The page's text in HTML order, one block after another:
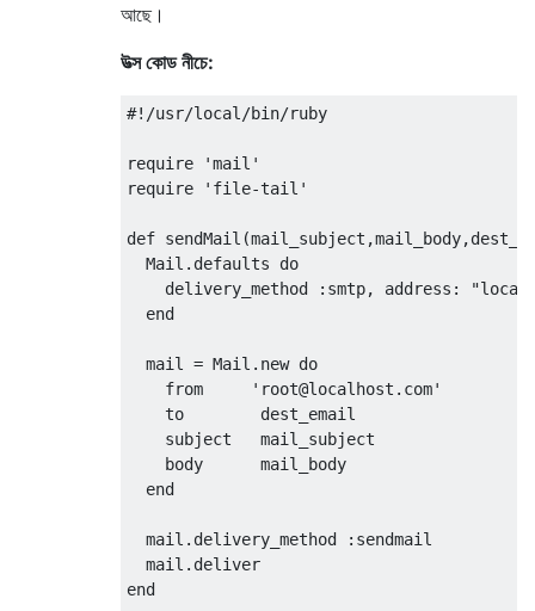
আছে।
উত্স কোড নীচে:
#!/usr/local/bin/ruby
require
'mail'
require
'file-tail'
def sendMail (mail_subject ,mail_body,
Mail . defaults do
    delivery_method
: smtp, address :
end
  mail
= Mail . new do
from
'root@localhost.com'
    to        dest_email
    subject   mail_subject
    body      mail_body
end
  mail
. delivery_method : sendmail
  mail
.
end